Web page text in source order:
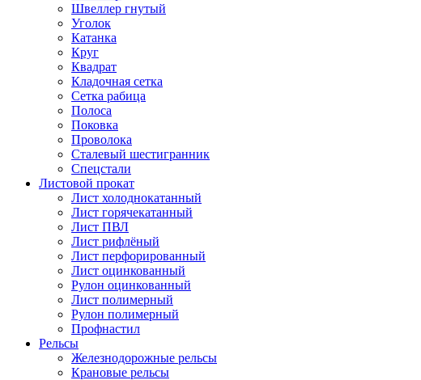
Швеллер гнутый
Уголок
Катанка
Круг
Квадрат
Кладочная сетка
Сетка рабица
Полоса
Поковка
Проволока
Сталевый шестигранник
Спецстали
Листовой прокат
Лист холоднокатанный
Лист горячекатанный
Лист ПВЛ
Лист рифлёный
Лист перфорированный
Лист оцинкованный
Рулон оцинкованный
Лист полимерный
Рулон полимерный
Профнастил
Рельсы
Железнодорожные рельсы
Крановые рельсы